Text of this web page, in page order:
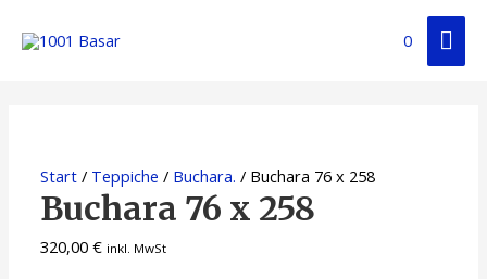
0
Start / Teppiche / Buchara. / Buchara 76 x 258
Buchara 76 x 258
320,00€ inkl. MwSt